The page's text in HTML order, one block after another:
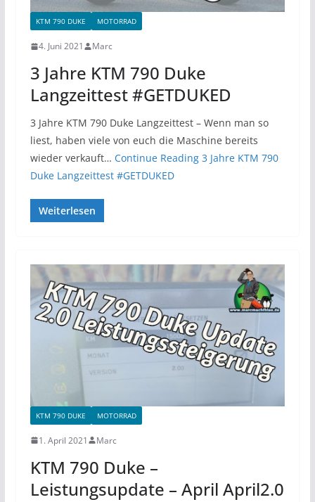
KTM 790 DUKE MOTORRAD
4. Juni 2021 Marc
3 Jahre KTM 790 Duke
Langzeittest #GETDUKED
3 Jahre KTM 790 Duke Langzeittest – Wenn man so
liest, haben viele von euch die Maschine bereits
wieder verkauft… Continue Reading3 Jahre KTM 790
Duke Langzeittest #GETDUKED
Weiterlesen
KTM 790 DUKE MOTORRAD
1. April 2021 Marc
KTM 790 Duke –
Leistungsupdate – April April2.0